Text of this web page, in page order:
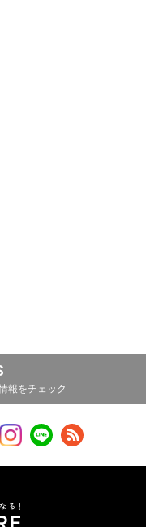
報をチェック